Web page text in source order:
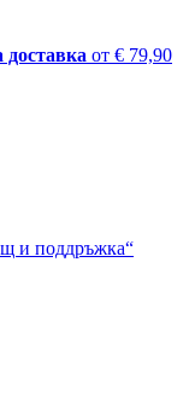
доставка от € 79,90
и поддръжка“